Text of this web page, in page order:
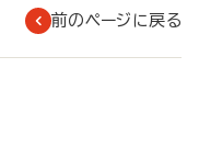
前のページに戻る